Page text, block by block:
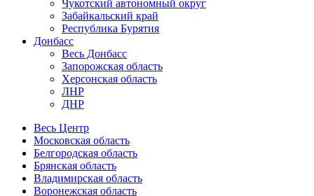
Чукотский автономный округ
Забайкальский край
Республика Бурятия
Донбасс
Весь Донбасс
Запорожская область
Херсонская область
ЛНР
ДНР
Весь Центр
Московская область
Белгородская область
Брянская область
Владимирская область
Воронежская область